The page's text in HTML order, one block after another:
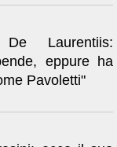
Laurentiis:
eppure ha
Pavoletti"